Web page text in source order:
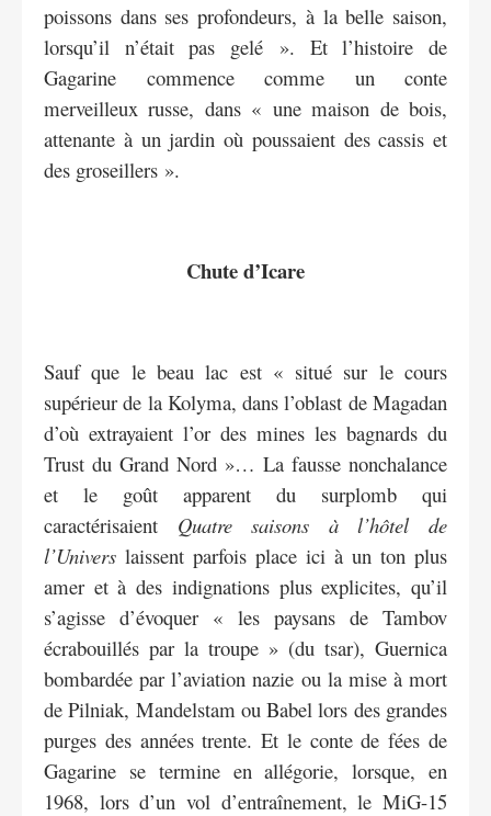
poissons dans ses profondeurs, à la belle saison,
lorsqu’il n’était pas gelé ». Et l’histoire de
Gagarine commence comme un conte
merveilleux russe, dans « une maison de bois,
attenante à un jardin où poussaient des cassis et
des groseillers ».
Chute d’Icare
Sauf que le beau lac est « situé sur le cours
supérieur de la Kolyma, dans l’oblast de Magadan
d’où extrayaient l’or des mines les bagnards du
Trust du Grand Nord »… La fausse nonchalance
et le goût apparent du surplomb qui
caractérisaient Quatre saisons à l’hôtel de
l’Univers laissent parfois place ici à un ton plus
amer et à des indignations plus explicites, qu’il
s’agisse d’évoquer « les paysans de Tambov
écrabouillés par la troupe » (du tsar), Guernica
bombardée par l’aviation nazie ou la mise à mort
de Pilniak, Mandelstam ou Babel lors des grandes
purges des années trente. Et le conte de fées de
Gagarine se termine en allégorie, lorsque, en
1968, lors d’un vol d’entraînement, le MiG-15